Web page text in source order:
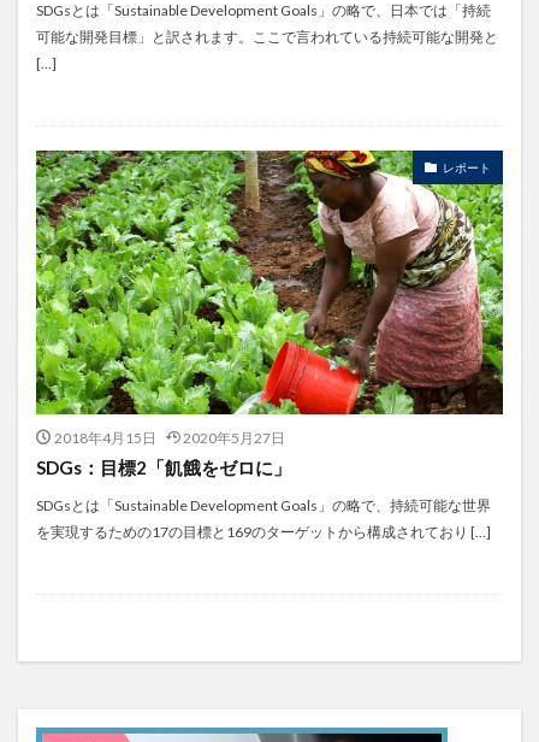
SDGsとは「Sustainable Development Goals」の略で、日本では「持続
可能な開発目標」と訳されます。ここで言われている持続可能な開発と
[…]
レポート
2018年4月15日 2020年5月27日
SDGs：目標2「飢餓をゼロに」
SDGsとは「Sustainable Development Goals」の略で、持続可能な世界
を実現するための17の目標と169のターゲットから構成されており […]